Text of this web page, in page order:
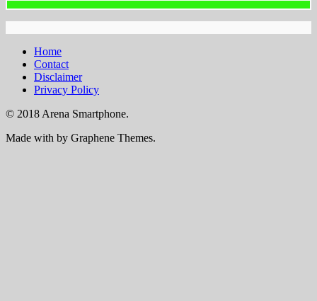
Home
Contact
Disclaimer
Privacy Policy
© 2018 Arena Smartphone.
Made with by Graphene Themes.